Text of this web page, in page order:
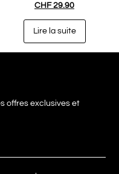
CHF29.90
Lire la suite
offres exclusives et